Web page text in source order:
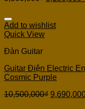
Add to wishlist
Quick View
Đàn Guitar
Guitar Điện Electric
Cosmic Purple
10,500,000₫